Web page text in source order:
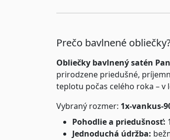
Prečo bavlnené
Obliečky bavlnený satén
prirodzene priedušné,
teplotu počas celého roka – v
Vybraný rozmer: 1x-vankus-
Pohodlie a priedušnosť:
Jednoduchá údržba: